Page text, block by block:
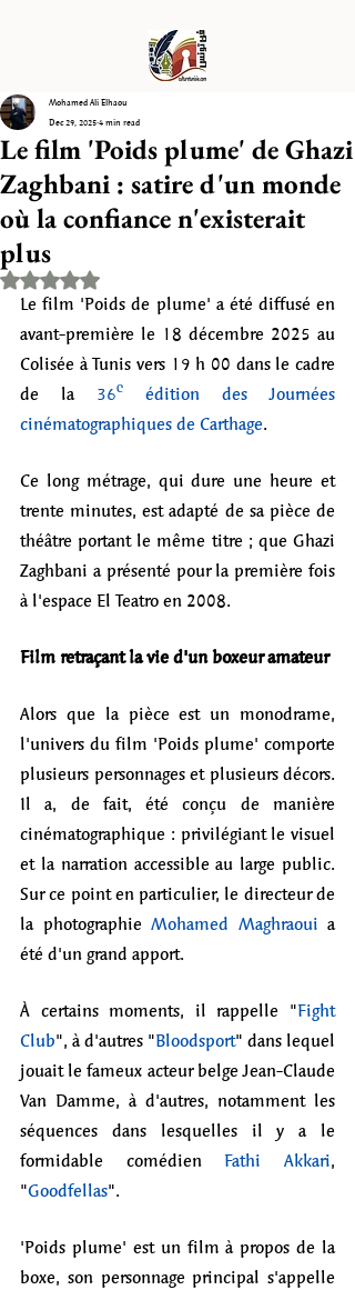
Le film 'Poids plume' de Ghazi
Zaghbani : satire d'un monde
où la confiance n'existerait
plus
Mohamed Ali Elhaou
Dec 29, 20254 min read
Rated NaN out of 5 stars.
Le film 'Poids de plume' a été diffusé en
avant-première le 18 décembre 2025 au
Colisée à Tunis vers 19 h 00 dans le cadre
de la 36ᵉ édition des Journées
cinématographiques de Carthage.
Ce long métrage, qui dure une heure et
trente minutes, est adapté de sa pièce de
théâtre portant le même titre ; que Ghazi
Zaghbani a présenté pour la première fois
à l'espace El Teatro en 2008.
Film retraçant la vie d'un boxeur amateur
Alors que la pièce est un monodrame,
l'univers du film 'Poids plume' comporte
plusieurs personnages et plusieurs décors.
Il a, de fait, été conçu de manière
cinématographique : privilégiant le visuel
et la narration accessible au large public.
Sur ce point en particulier, le directeur de
la photographie Mohamed Maghraoui a
été d'un grand apport.
À certains moments, il rappelle "Fight
Club", à d'autres "Bloodsport" dans lequel
jouait le fameux acteur belge Jean-Claude
Van Damme, à d'autres, notamment les
séquences dans lesquelles il y a le
formidable comédien Fathi Akkari,
"Goodfellas".
'Poids plume' est un film à propos de la
boxe, son personnage principal s'appelle